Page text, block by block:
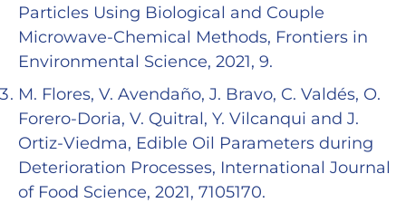
Particles Using Biological and Couple
Microwave-Chemical Methods, Frontiers in
Environmental Science, 2021, 9.
M. Flores, V. Avendaño, J. Bravo, C. Valdés, O.
Forero-Doria, V. Quitral, Y. Vilcanqui and J.
Ortiz-Viedma, Edible Oil Parameters during
Deterioration Processes, International Journal
of Food Science, 2021, 7105170.